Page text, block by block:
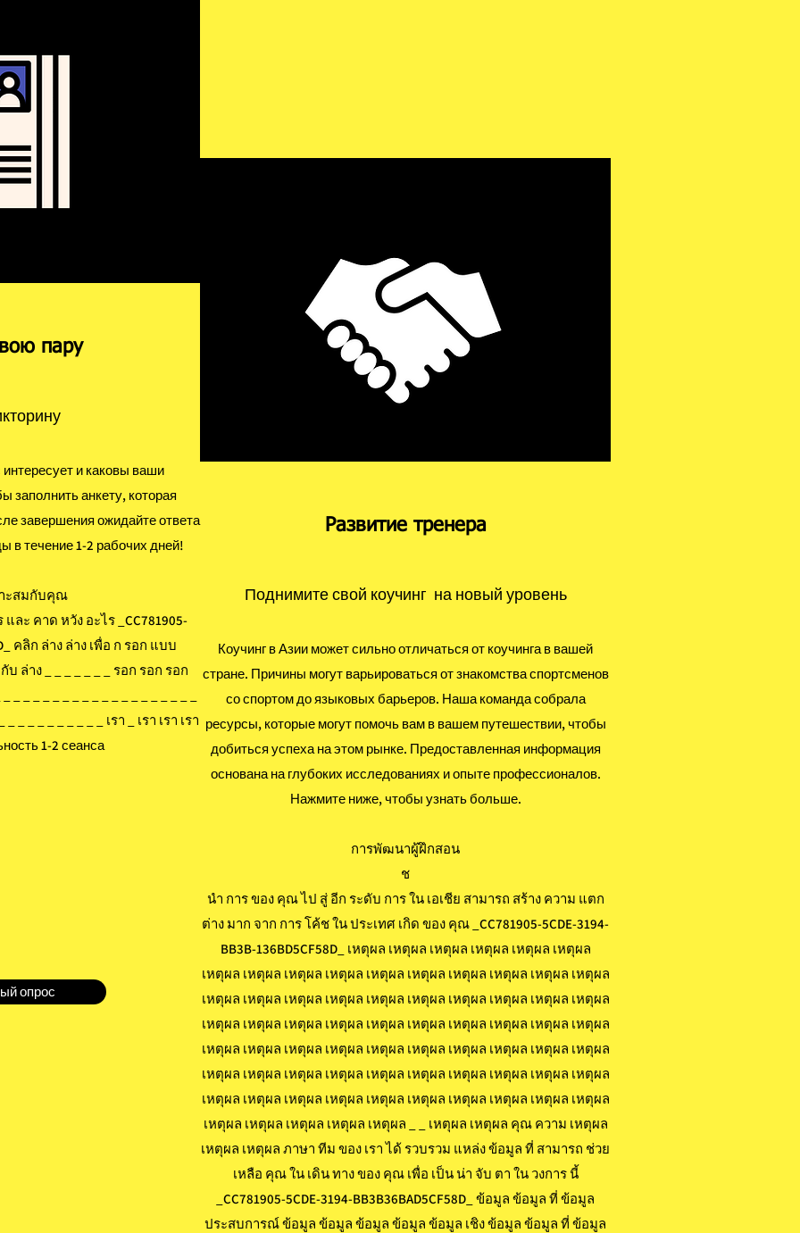
Развитие тренера
Поднимите свой коучинг на новый уровень
Коучинг в Азии может сильно отличаться от коучинга в вашей
стране. Причины могут варьироваться от знакомства спортсменов
со спортом до языковых барьеров. Наша команда собрала
ресурсы, которые могут помочь вам в вашем путешествии, чтобы
добиться успеха на этом рынке. Предоставленная информация
основана на глубоких исследованиях и опыте профессионалов.
Нажмите ниже, чтобы узнать больше.
การพัฒนาผู้ฝึกสอน
ช
นำ การ ของ คุณ ไป สู่ อีก ระดับ การ ใน เอเชีย สามารถ สร้าง ความ แตก
ต่าง มาก จาก การ โค้ช ใน ประเทศ เกิด ของ คุณ _CC781905-5CDE-3194-
BB3B-136BD5CF58D_ เหตุผล เหตุผล เหตุผล เหตุผล เหตุผล เหตุผล
เหตุผล เหตุผล เหตุผล เหตุผล เหตุผล เหตุผล เหตุผล เหตุผล เหตุผล เหตุผล
เหตุผล เหตุผล เหตุผล เหตุผล เหตุผล เหตุผล เหตุผล เหตุผล เหตุผล เหตุผล
เหตุผล เหตุผล เหตุผล เหตุผล เหตุผล เหตุผล เหตุผล เหตุผล เหตุผล เหตุผล
เหตุผล เหตุผล เหตุผล เหตุผล เหตุผล เหตุผล เหตุผล เหตุผล เหตุผล เหตุผล
เหตุผล เหตุผล เหตุผล เหตุผล เหตุผล เหตุผล เหตุผล เหตุผล เหตุผล เหตุผล
เหตุผล เหตุผล เหตุผล เหตุผล เหตุผล เหตุผล เหตุผล เหตุผล เหตุผล เหตุผล
เหตุผล เหตุผล เหตุผล เหตุผล เหตุผล _ _ เหตุผล เหตุผล คุณ ความ เหตุผล
เหตุผล เหตุผล ภาษา ทีม ของ เรา ได้ รวบรวม แหล่ง ข้อมูล ที่ สามารถ ช่วย
เหลือ คุณ ใน เดิน ทาง ของ คุณ เพื่อ เป็น น่า จับ ตา ใน วงการ นี้
_CC781905-5CDE-3194-BB3B36BAD5CF58D_ ข้อมูล ข้อมูล ที่ ข้อมูล
ประสบการณ์ ข้อมูล ข้อมูล ข้อมูล ข้อมูล ข้อมูล เชิง ข้อมูล ข้อมูล ที่ ข้อมูล
пару
и каковы ваши
заполнить анкету, которая
завершения ожидайте ответа
в течение 1-2 рабочих дней!
ะสมกับคุณ
ละ คาด หวัง อะไร _CC781905-
คลิก ล่าง ล่าง เพื่อ ก รอก แบบ
ล่าง _ _ _ _ _ _ _ รอก รอก รอก
_ _ _ _ _ _ _ _ _ _ _ _ _ _ _ _ _ _ _
_ _ _ _ _ _ _ _ _ _ เรา _ เรา เรา เรา
1-2 сеанса
опрос